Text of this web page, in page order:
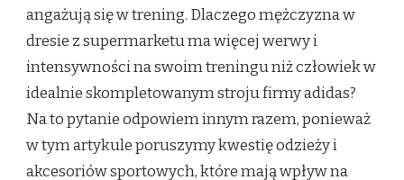
angażują się w trening. Dlaczego mężczyzna w
dresie z supermarketu ma więcej werwy i
intensywności na swoim treningu niż człowiek w
idealnie skompletowanym stroju firmy adidas?
Na to pytanie odpowiem innym razem, ponieważ
w tym artykule poruszymy kwestię odzieży i
akcesoriów sportowych, które mają wpływ na